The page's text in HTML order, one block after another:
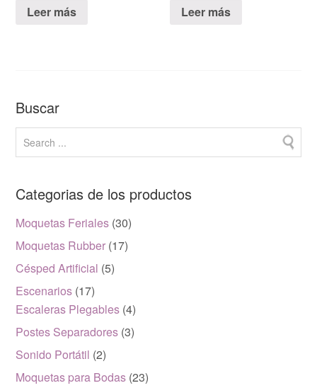
Leer más Leer más
Buscar
Categorias de los productos
Moquetas Feriales (30)
Moquetas Rubber (17)
Césped Artificial (5)
Escenarios (17)
Escaleras Plegables (4)
Postes Separadores (3)
Sonido Portátil (2)
Moquetas para Bodas (23)